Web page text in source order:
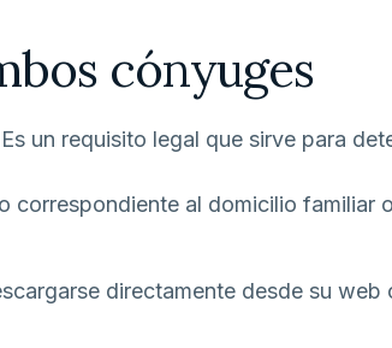
cónyuges
un requisito legal que sirve para
correspondiente al domicilio familiar
directamente desde su